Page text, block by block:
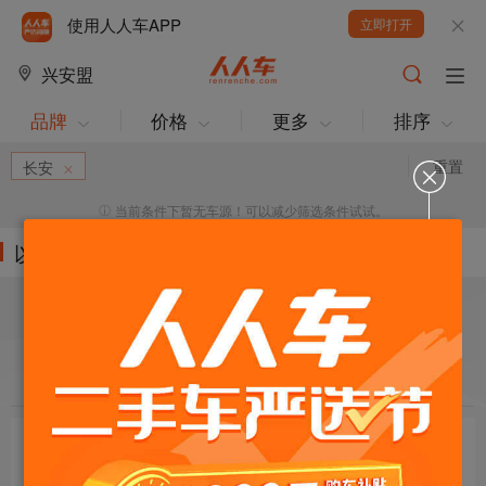
使用人人车APP 立即打开
兴安盟
品牌 价格 更多 排序
重置
长安
当前条件下暂无车源！可以减少筛选条件试试。
以下车源的筛选条件为:
目标车辆： 请选择欲购车辆